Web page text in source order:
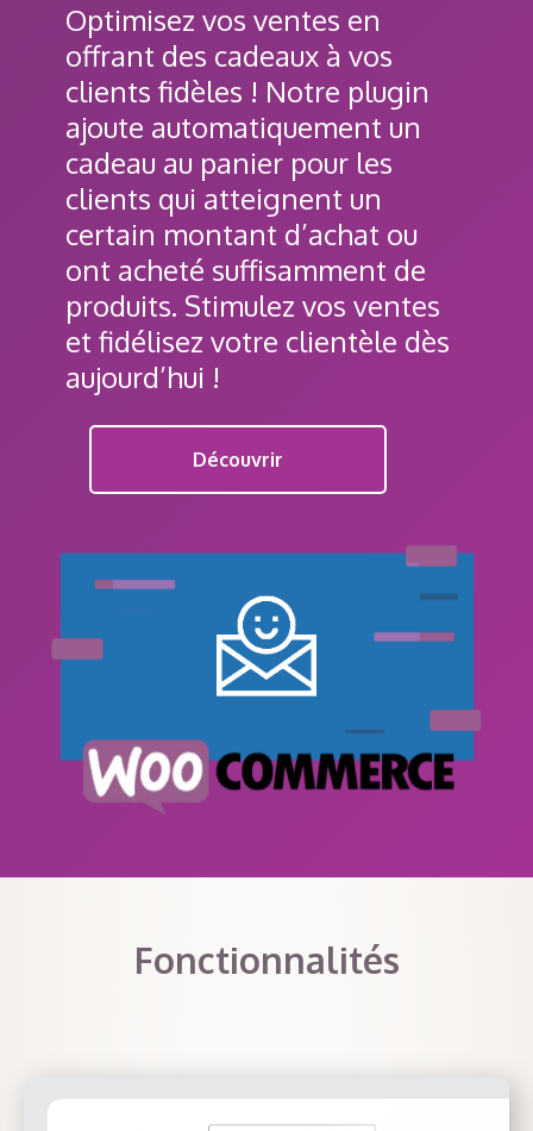
Optimisez vos ventes en
offrant des cadeaux à vos
clients fidèles ! Notre plugin
ajoute automatiquement un
cadeau au panier pour les
clients qui atteignent un
certain montant d’achat ou
ont acheté suffisamment de
produits. Stimulez vos ventes
et fidélisez votre clientèle dès
aujourd’hui !
Découvrir
Fonctionnalités